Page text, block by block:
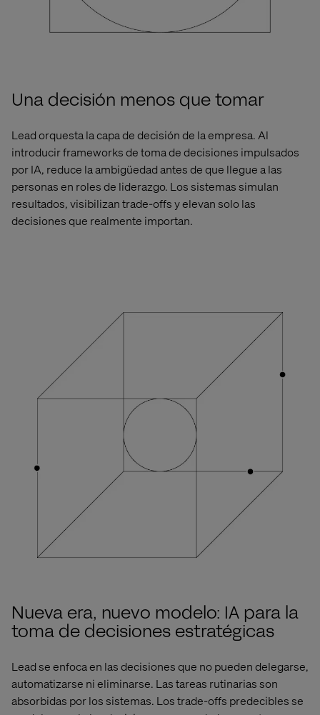
Una decisión menos que tomar
Lead orquesta la capa de decisión de la empresa. Al
introducir frameworks de toma de decisiones impulsados
por IA, reduce la ambigüedad antes de que llegue a las
personas en roles de liderazgo. Los sistemas simulan
resultados, visibilizan trade-offs y elevan solo las
decisiones que realmente importan.
Nueva era, nuevo modelo: IA para la
toma de decisiones estratégicas
Lead se enfoca en las decisiones que no pueden delegarse,
automatizarse ni eliminarse. Las tareas rutinarias son
absorbidas por los sistemas. Los trade-offs predecibles se